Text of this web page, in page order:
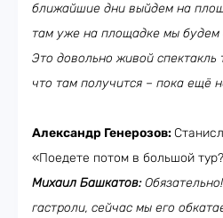
ближайшие дни выйдем на
там уже на площадке мы будем
Это довольно живой спектакль
что там получится – пока ещё
Александр Генерозов:
«Поедете потом в большой
Михаил Башкатов:
гастроли, сейчас мы его